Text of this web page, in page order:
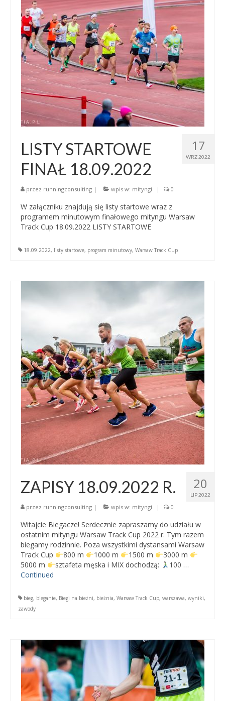
17
WRZ 2022
LISTY STARTOWE
FINAŁ 18.09.2022
przez runningconsulting | wpis w: mityngi | 0
W załączniku znajdują się listy startowe wraz z
programem minutowym finałowego mityngu Warsaw
Track Cup 18.09.2022 LISTY STARTOWE
18.09.2022, listy startowe, program minutowy, Warsaw Track Cup
20
LIP 2022
ZAPISY 18.09.2022 R.
przez runningconsulting | wpis w: mityngi | 0
Witajcie Biegacze! Serdecznie zapraszamy do udziału w
ostatnim mityngu Warsaw Track Cup 2022 r. Tym razem
biegamy rodzinnie. Poza wszystkimi dystansami Warsaw
Track Cup
800 m 1000 m 1500 m
3000 m
5000 m
sztafeta męska i MIX dochodzą:
100 …
Continued
bieg, bieganie, Biegi na bieżni, bieżnia, Warsaw Track Cup, warszawa, wyniki,
zawody